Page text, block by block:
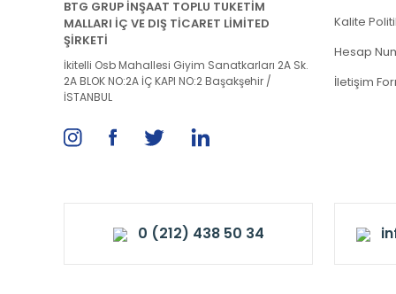
BTG GRUP İNŞAAT TOPLU TUKETİM
MALLARI İÇ VE DIŞ TİCARET LİMİTED
ŞİRKETİ
İkitelli Osb Mahallesi Giyim Sanatkarları 2A Sk.
2A BLOK NO:2A İÇ KAPI NO:2 Başakşehir /
İSTANBUL
Kalite
Hesap
İletişim
0 (212) 438 50 34